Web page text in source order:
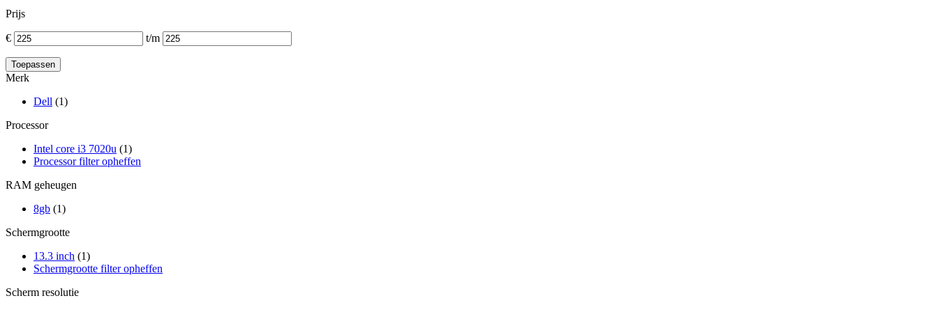
Prijs
€ t/m
Merk
Dell (1)
Processor
Intel core i3 7020u (1)
Processor filter opheffen
RAM geheugen
8gb (1)
Schermgrootte
13.3 inch (1)
Schermgrootte filter opheffen
Scherm resolutie